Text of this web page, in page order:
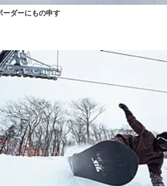
ーダーにもの申す